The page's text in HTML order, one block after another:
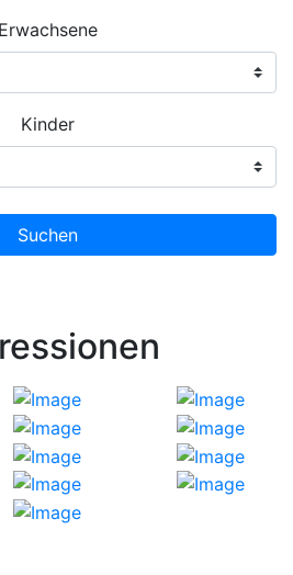
Erwachsene
Kinder